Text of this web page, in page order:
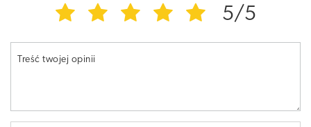
5/5
Treść twojej opinii